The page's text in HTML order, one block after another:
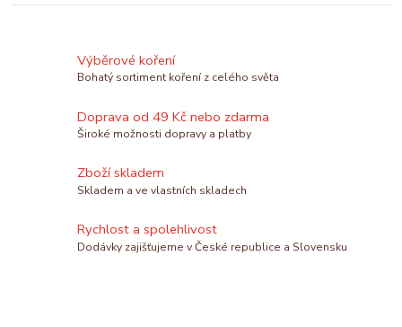
Výběrové koření
Bohatý sortiment koření z celého světa
Doprava od 49 Kč nebo zdarma
Široké možnosti dopravy a platby
Zboží skladem
Skladem a ve vlastních skladech
Rychlost a spolehlivost
Dodávky zajišťujeme v České republice a Slovensku